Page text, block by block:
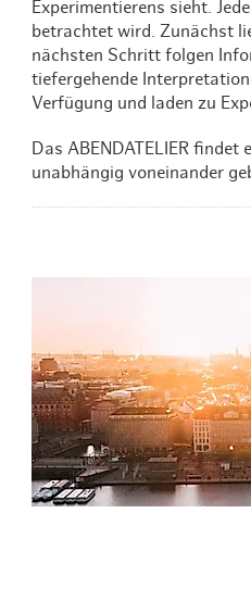
Experimentierens sieht.
betrachtet wird. Zunächst
nächsten Schritt folgen
tiefergehende
Verfügung und laden zu
Das ABENDATELIER
unabhängig voneinander